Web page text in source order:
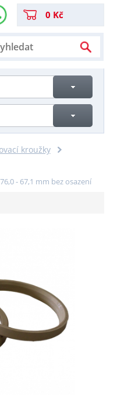
0 Kč
kroužky
- 67,1 mm bez osazení